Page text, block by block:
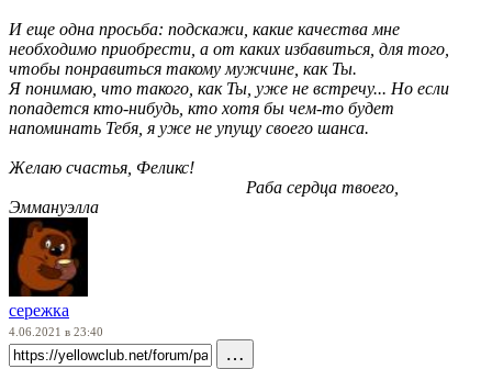
И еще одна просьба: подскажи, какие качества мне
необходимо приобрести, а от каких избавиться, для того,
чтобы понравиться такому мужчине, как Ты.
Я понимаю, что такого, как Ты, уже не встречу... Но если
попадется кто-нибудь, кто хотя бы чем-то будет
напоминать Тебя, я уже не упущу своего шанса.
Желаю счастья, Феликс!
Раба сердца твоего,
Эммануэлла
сережка
4.06.2021 в 23:40
…